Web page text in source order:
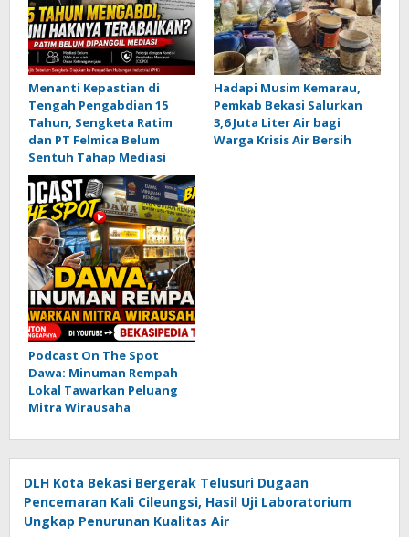
Menanti Kepastian di
Tengah Pengabdian 15
Tahun, Sengketa Ratim
dan PT Felmica Belum
Sentuh Tahap Mediasi
Hadapi Musim Kemarau,
Pemkab Bekasi Salurkan
3,6 Juta Liter Air bagi
Warga Krisis Air Bersih
Podcast On The Spot
Dawa: Minuman Rempah
Lokal Tawarkan Peluang
Mitra Wirausaha
DLH Kota Bekasi Bergerak Telusuri Dugaan
Pencemaran Kali Cileungsi, Hasil Uji Laboratorium
Ungkap Penurunan Kualitas Air